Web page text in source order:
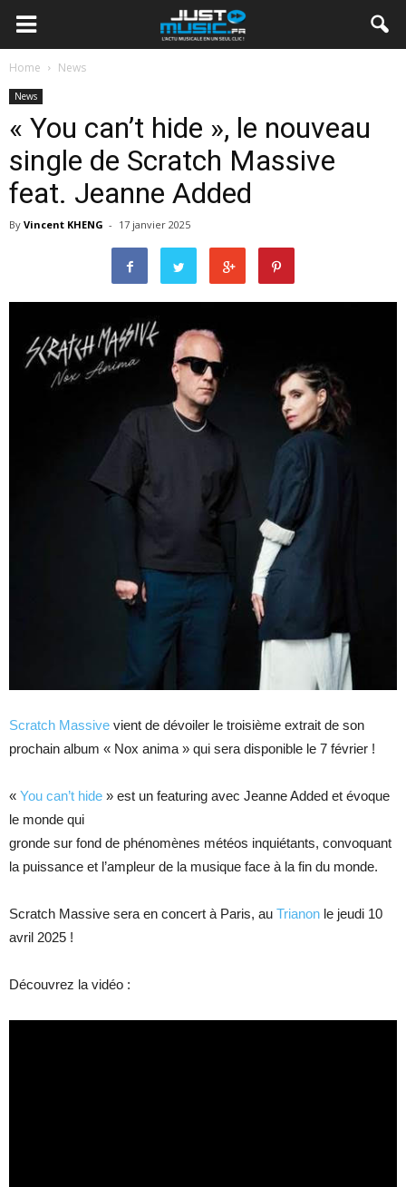
Home News
News
« You can’t hide », le nouveau
single de Scratch Massive
feat. Jeanne Added
By Vincent KHENG - 17 janvier 2025
Scratch Massive vient de dévoiler le troisième extrait de son
prochain album « Nox anima » qui sera disponible le 7 février !
« You can’t hide » est un featuring avec Jeanne Added et évoque
le monde qui
gronde sur fond de phénomènes météos inquiétants, convoquant
la puissance et l’ampleur de la musique face à la fin du monde.
Scratch Massive sera en concert à Paris, au Trianon le jeudi 10
avril 2025 !
Découvrez la vidéo :